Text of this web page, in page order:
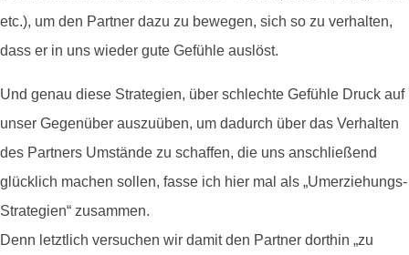
etc.), um den Partner dazu zu bewegen, sich so zu verhalten,
dass er in uns wieder gute Gefühle auslöst.
Und genau diese Strategien, über schlechte Gefühle Druck auf
unser Gegenüber auszuüben, um dadurch über das Verhalten
des Partners Umstände zu schaffen, die uns anschließend
glücklich machen sollen, fasse ich hier mal als „Umerziehungs-
Strategien“ zusammen.
Denn letztlich versuchen wir damit den Partner dorthin „zu